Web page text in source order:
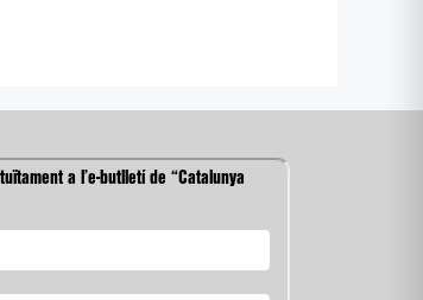
a l’e-butlletí de “Catalunya